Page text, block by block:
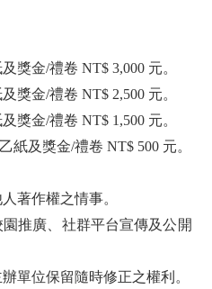
獎金/禮卷 NT$ 3,000 元。
獎金/禮卷 NT$ 2,500 元。
獎金/禮卷 NT$ 1,500 元。
紙及獎金/禮卷 NT$ 500 元。
著作權之情事。
推廣、社群平台宣傳及公開
單位保留隨時修正之權利。